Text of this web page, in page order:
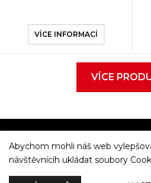
VÍCE INFORMACÍ
VÍCE
Večeříme
Abychom mohli náš web
návštěvnícíh ukládat soubory